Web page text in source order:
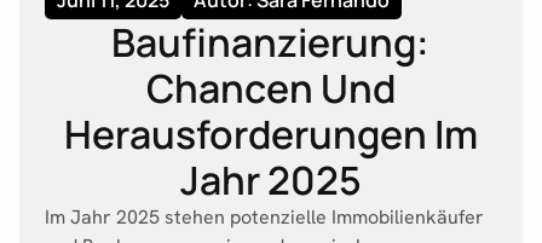
Baufinanzierung:
Chancen Und
Herausforderungen Im
Jahr 2025
Im Jahr 2025 stehen potenzielle Immobilienkäufer